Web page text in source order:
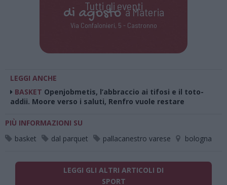
Tutti gli eventi
di agostoa Materia
Via Confalonieri, 5 - Castronno
LEGGI ANCHE
BASKET Openjobmetis, l’abbraccio ai tifosi e il toto-
addii. Moore verso i saluti, Renfro vuole restare
PIÙ INFORMAZIONI SU
basket
dal parquet pallacanestro varese bologna
LEGGI GLI ALTRI ARTICOLI DI
SPORT